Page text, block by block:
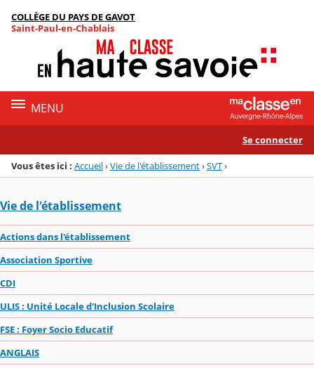
Menu de la rubrique
Contenu
COLLÈGE DU PAYS DE GAVOT
Saint-Paul-en-Chablais
MENU
Se connecter
Vous êtes ici : Accueil›Vie de l'établissement›SVT›
Vie de l'établissement
Actions dans l'établissement
Association Sportive
CDI
ULIS : Unité Locale d'Inclusion Scolaire
FSE : Foyer Socio Educatif
ANGLAIS